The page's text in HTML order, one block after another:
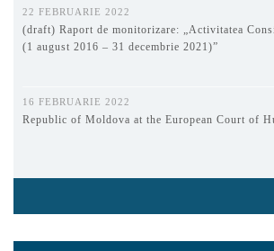
22 FEBRUARIE 2022
(draft) Raport de monitorizare: „Activitatea
(1 august 2016 – 31 decembrie 2021)”
16 FEBRUARIE 2022
Republic of Moldova at the European Court of